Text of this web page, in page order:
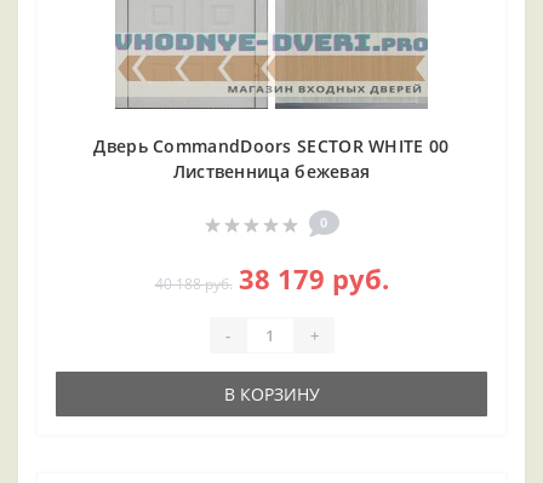
Дверь CommandDoors SECTOR WHITE 00
Лиственница бежевая
0
40 188 руб. 38 179 руб.
- +
В КОРЗИНУ